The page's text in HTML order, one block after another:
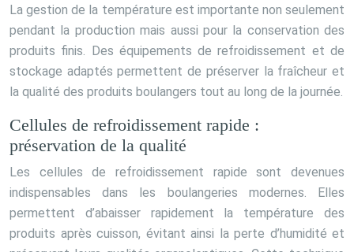
La gestion de la température est importante non seulement
pendant la production mais aussi pour la conservation des
produits finis. Des équipements de refroidissement et de
stockage adaptés permettent de préserver la fraîcheur et
la qualité des produits boulangers tout au long de la journée.
Cellules de refroidissement rapide :
préservation de la qualité
Les cellules de refroidissement rapide sont devenues
indispensables dans les boulangeries modernes. Elles
permettent d’abaisser rapidement la température des
produits après cuisson, évitant ainsi la perte d’humidité et